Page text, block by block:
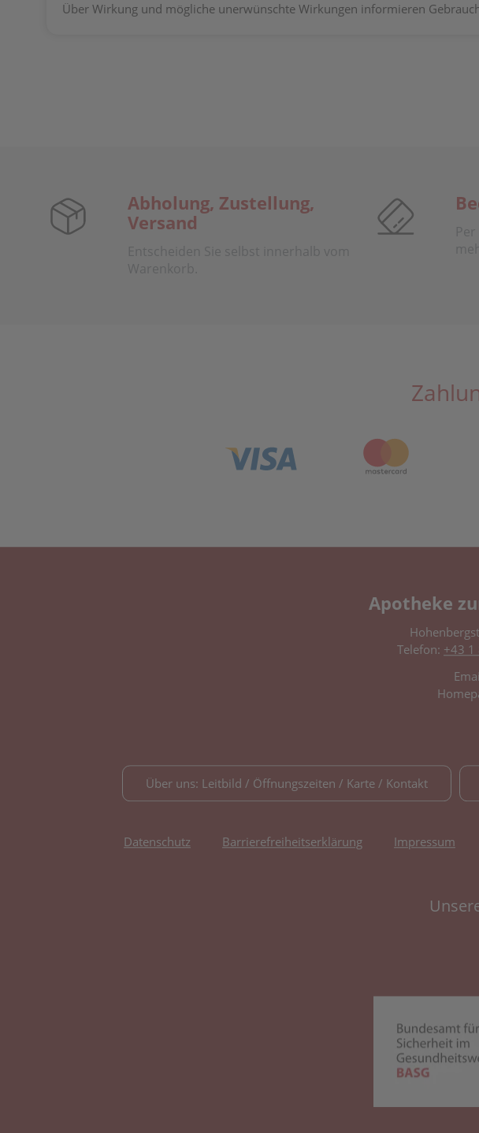
Über Wirkung und mögliche unerwünschte Wirkungen informieren
Abholung, Zustellung,
Versand
Entscheiden Sie selbst innerhalb vom
Warenkorb.
mehr
Apotheke
Telefon: +43 1
Über uns: Leitbild / Öffnungszeiten / Karte / Kontakt
Datenschutz Barrierefreiheitserklärung Impressum